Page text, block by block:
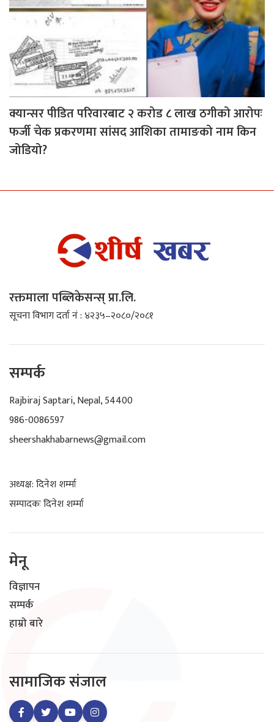
क्यान्सर पीडित परिवारबाट २ करोड ८ लाख ठगीको आरोपः
फर्जी चेक प्रकरणमा सांसद आशिका तामाङको नाम किन
जोडियो?
रक्तमाला पब्लिकेसन्स् प्रा.लि.
सूचना विभाग दर्ता नं : ४२३५–२०८०/२०८१
सम्पर्क
Rajbiraj Saptari, Nepal, 54400
986-0086597
sheershakhabarnews@gmail.com
अध्यक्ष: दिनेश शर्म्मा
सम्पादकः दिनेश शर्म्मा
मेनू
विज्ञापन
सम्पर्क
हाम्रो बारे
सामाजिक संजाल